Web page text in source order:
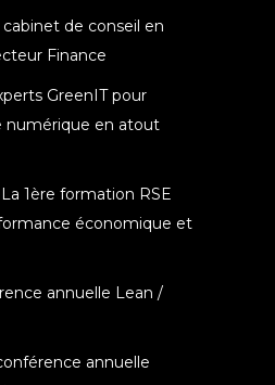
cabinet de conseil en
Finance
GreenIT pour
numérique en atout
La 1ère formation RSE
économique et
annuelle Lean /
annuelle